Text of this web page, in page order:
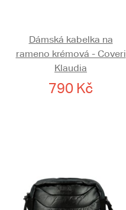
Dámská kabelka na
rameno krémová - Coveri
Klaudia
790 Kč